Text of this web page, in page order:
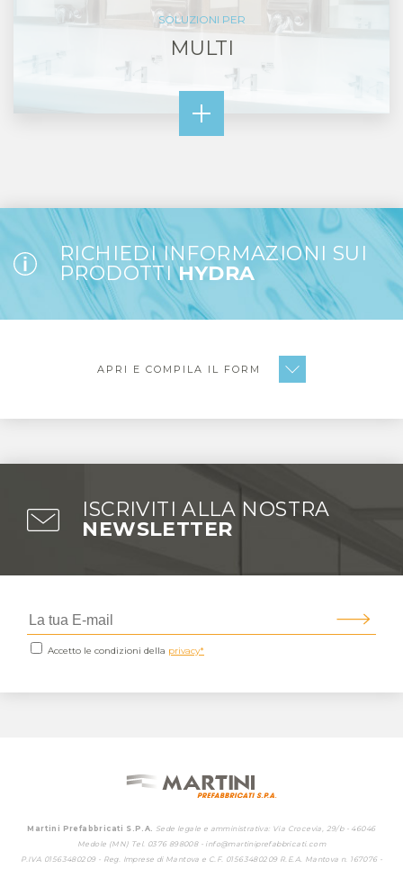
SOLUZIONI PER
MULTI
RICHIEDI INFORMAZIONI SUI
PRODOTTIHYDRA
APRI E COMPILA IL FORM
ISCRIVITI ALLA NOSTRA
NEWSLETTER
Accetto le condizioni della privacy*
Martini Prefabbricati S.P.A. Sede legale e amministrativa: Via Crocevia, 29/b - 46046
Medole (MN) Tel. 0376 898008- info@martiniprefabbricati.com
P.IVA 01563480209- Reg. Imprese di Mantova e C.F. 01563480209R.E.A. Mantova n. 167076 -